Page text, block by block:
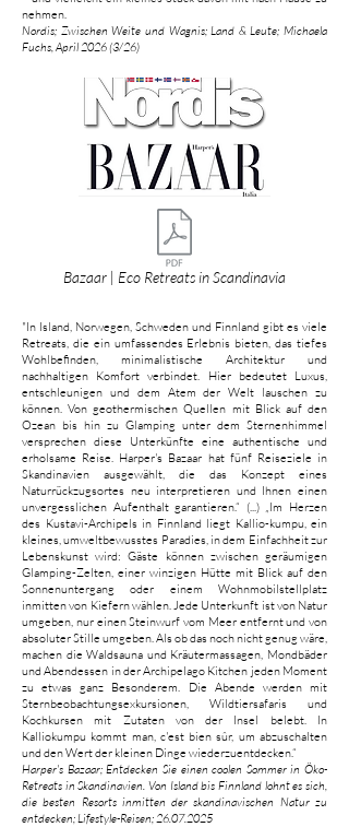
nehmen.
Nordis; Zwischen Weite und Wagnis; Land & Leute; Michaela
Fuchs, April 2026 (3/26)
Bazaar | Eco Retreats in Scandinavia
"In Island, Norwegen, Schweden und Finnland gibt es viele
Retreats, die ein umfassendes Erlebnis bieten, das tiefes
Wohlbefinden, minimalistische Architektur und
nachhaltigen Komfort verbindet. Hier bedeutet Luxus,
entschleunigen und dem Atem der Welt lauschen zu
können. Von geothermischen Quellen mit Blick auf den
Ozean bis hin zu Glamping unter dem Sternenhimmel
versprechen diese Unterkünfte eine authentische und
erholsame Reise. Harper's Bazaar hat fünf Reiseziele in
Skandinavien ausgewählt, die das Konzept eines
Naturrückzugsortes neu interpretieren und Ihnen einen
unvergesslichen Aufenthalt garantieren.“ (...) „Im Herzen
des Kustavi-Archipels in Finnland liegt Kallio-kumpu, ein
kleines, umweltbewusstes Paradies, in dem Einfachheit zur
Lebenskunst wird: Gäste können zwischen geräumigen
Glamping-Zelten, einer winzigen Hütte mit Blick auf den
Sonnenuntergang oder einem Wohnmobilstellplatz
inmitten von Kiefern wählen. Jede Unterkunft ist von Natur
umgeben, nur einen Steinwurf vom Meer entfernt und von
absoluter Stille umgeben. Als ob das noch nicht genug wäre,
machen die Waldsauna und Kräutermassagen, Mondbäder
und Abendessen in der Archipelago Kitchen jeden Moment
zu etwas ganz Besonderem. Die Abende werden mit
Sternbeobachtungsexkursionen, Wildtiersafaris und
Kochkursen mit Zutaten von der Insel belebt. In
Kalliokumpu kommt man, c'est bien sûr, um abzuschalten
und den Wert der kleinen Dinge wiederzuentdecken.“
Harper's Bazaar; Entdecken Sie einen coolen Sommer in Öko-
Retreats in Skandinavien. Von Island bis Finnland lohnt es sich,
die besten Resorts inmitten der skandinavischen Natur zu
entdecken; Lifestyle-Reisen; 26.07.2025